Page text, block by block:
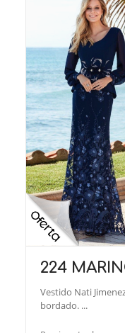
224
Vestido Nati
bordado. ...